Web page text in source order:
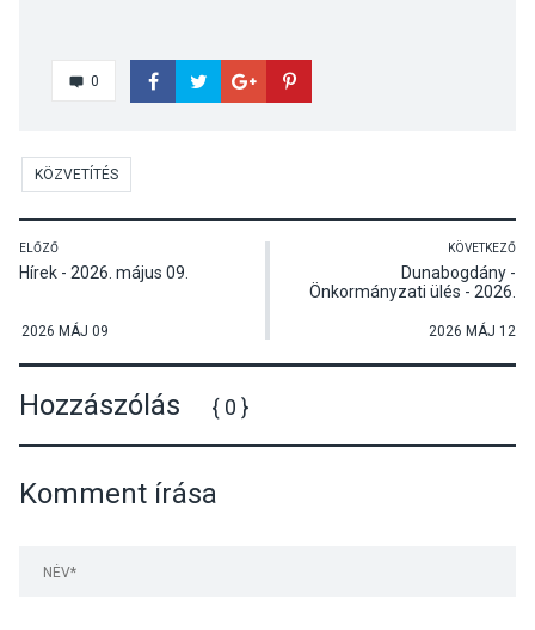
0
KÖZVETÍTÉS
ELŐZŐ
Hírek - 2026. május 09.
2026 MÁJ 09
KÖVETKEZŐ
Dunabogdány -
Önkormányzati ülés - 2026.
2026 MÁJ 12
Hozzászólás { 0 }
Komment írása